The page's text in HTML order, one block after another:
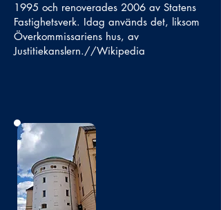
1995 och renoverades 2006 av Statens
Fastighetsverk. Idag används det, liksom
Överkommissariens hus, av
Justitiekanslern.//Wikipedia
Bild
saknas